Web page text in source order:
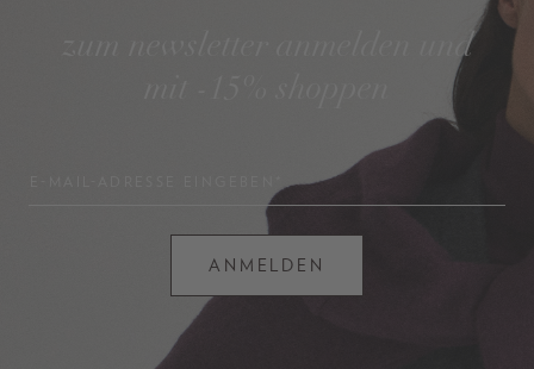
zum newsletter anmelden und
ANMELDEN